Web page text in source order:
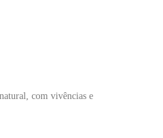
com vivências e